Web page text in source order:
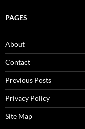
PAGES
About
Contact
Previous Posts
Privacy Policy
Site Map